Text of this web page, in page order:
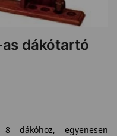
dákótartó
dákóhoz, egyenesen